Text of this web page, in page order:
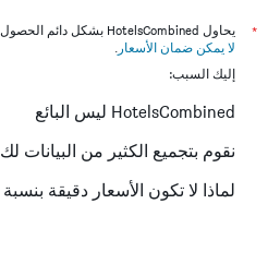
*
يحاول HotelsCombined بشكل دائم الحصول على الأسعار الدقيقة، ولكن
لا يمكن ضمان الأسعار .
إليك السبب:
HotelsCombined ليس البائع
نقوم بتجميع الكثير من البيانات لك
لماذا لا تكون الأسعار دقيقة بنسبة 100٪؟